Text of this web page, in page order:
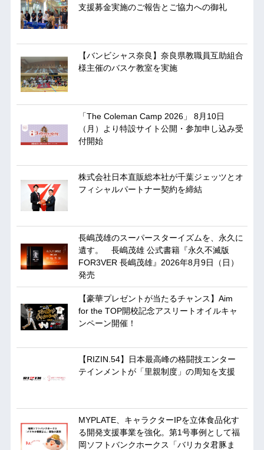
支援募金実施のご報告とご協力への御礼
【バンビシャス奈良】奈良県教職員互助組合
様主催のバスケ教室を実施
「The Coleman Camp 2026」 8月10日
（月）より特設サイト公開・参加申し込み受
付開始
株式会社日本直販総本社が千葉ジェッツとオ
フィシャルパートナー契約を締結
長嶋茂雄のスーパースターイズムを、永久に
遺す。 長嶋茂雄 公式書籍『永久不滅版
FOR3VER 長嶋茂雄』2026年8月9日（日）
発売
【豪華プレゼントが当たるチャンス】Aim
for the TOP開校記念アスリートオイルキャ
ンペーン開催！
【RIZIN.54】日本最高峰の格闘技エンター
テインメントが「里親制度」の周知を支援
MYPLATE、キャラクターIPを立体食品化す
る開発支援事業を強化。第1号事例として福
岡ソフトバンクホークス「バリカタ君豚ま